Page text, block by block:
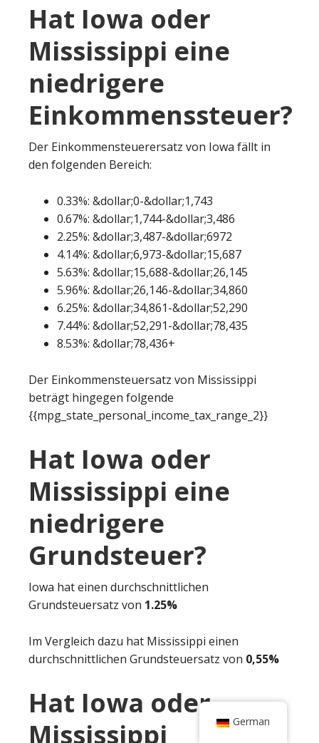
Hat Iowa oder
Mississippi eine
niedrigere
Einkommenssteuer?
Der Einkommensteuerersatz von Iowa fällt in
den folgenden Bereich:
0.33%: &dollar;0-&dollar;1,743
0.67%: &dollar;1,744-&dollar;3,486
2.25%: &dollar;3,487-&dollar;6972
4.14%: &dollar;6,973-&dollar;15,687
5.63%: &dollar;15,688-&dollar;26,145
5.96%: &dollar;26,146-&dollar;34,860
6.25%: &dollar;34,861-&dollar;52,290
7.44%: &dollar;52,291-&dollar;78,435
8.53%: &dollar;78,436+
Der Einkommensteuersatz von Mississippi
beträgt hingegen folgende
{{mpg_state_personal_income_tax_range_2}}
Hat Iowa oder
Mississippi eine
niedrigere
Grundsteuer?
Iowa hat einen durchschnittlichen
Grundsteuersatz von 1.25%
Im Vergleich dazu hat Mississippi einen
durchschnittlichen Grundsteuersatz von 0,55%
Hat Iowa oder
Mississippi
German